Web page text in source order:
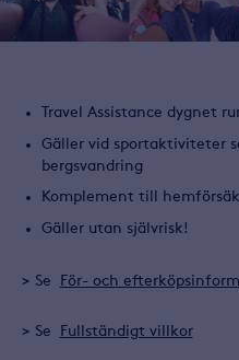
Relaterat
innehåll
Travel Assistance dygnet
Gäller vid sportaktiviteter
bergsvandring
Komplement till
Gäller utan självrisk!
> Se För- och
> Se Fullständigt villkor